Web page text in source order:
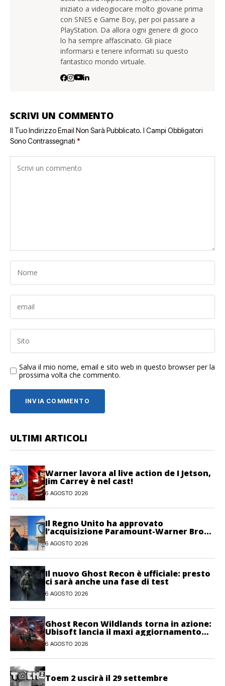
iniziato a videogiocare molto giovane prima
con SNES e Game Boy, per poi passare a
PlayStation. Da allora ogni genere di gioco
lo ha sempre affascinato. Gli piace
informarsi e tenere informati su questo
fantastico mondo virtuale.
SCRIVI UN COMMENTO
Il Tuo Indirizzo Email Non Sarà Pubblicato. I Campi Obbligatori
Sono Contrassegnati *
Salva il mio nome, email e sito web in questo browser per la
prossima volta che commento.
ULTIMI ARTICOLI
Warner lavora al live action de I Jetson,
Jim Carrey è nel cast!
6 AGOSTO 2026
Il Regno Unito ha approvato
l’acquisizione Paramount-Warner Bros
Discovery
6 AGOSTO 2026
Il nuovo Ghost Recon è ufficiale: presto
ci sarà anche una fase di test
6 AGOSTO 2026
Ghost Recon Wildlands torna in azione:
Ubisoft lancia il maxi aggiornamento
gratuito Last Rites
6 AGOSTO 2026
Toem 2 uscirà il 29 settembre